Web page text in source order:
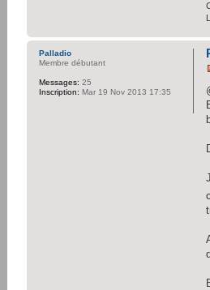
Palladio
Membre débutant
Messages: 25
Inscription: Mar 19 Nov 2013 17:35